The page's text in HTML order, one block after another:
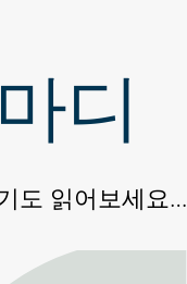
디
도 읽어보세요…